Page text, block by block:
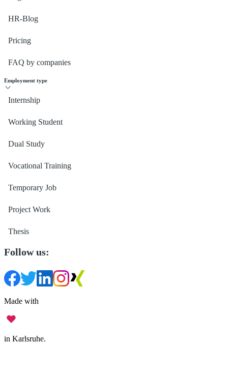
HR-Blog
Pricing
FAQ by companies
Employment type
Internship
Working Student
Dual Study
Vocational Training
Temporary Job
Project Work
Thesis
Follow us:
Made with
in Karlsruhe.